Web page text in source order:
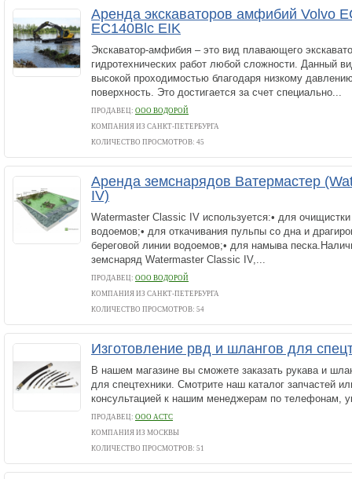
Аренда экскаваторов амфибий Volvo
EC140Blc EIK
Экскаватор-амфибия – это вид плавающего
гидротехнических работ любой сложности. Данный
высокой проходимостью благодаря низкому
поверхность. Это достигается за счет специально...
ПРОДАВЕЦ: ООО ВОДОРОЙ
КОМПАНИЯ ИЗ САНКТ-ПЕТЕРБУРГА
КОЛИЧЕСТВО ПРОСМОТРОВ: 45
Аренда земснарядов Ватермастер
IV)
Watermaster Classic IV используется:• для
водоемов;• для откачивания пульпы со дна и
береговой линии водоемов;• для намыва
земснаряд Watermaster Classic IV,...
ПРОДАВЕЦ: ООО ВОДОРОЙ
КОМПАНИЯ ИЗ САНКТ-ПЕТЕРБУРГА
КОЛИЧЕСТВО ПРОСМОТРОВ: 54
Изготовление рвд и шлангов для
В нашем магазине вы сможете заказать рукава и
для спецтехники. Смотрите наш каталог запчастей
консультацией к нашим менеджерам по телефонам,
ПРОДАВЕЦ: ООО АСТС
КОМПАНИЯ ИЗ МОСКВЫ
КОЛИЧЕСТВО ПРОСМОТРОВ: 51